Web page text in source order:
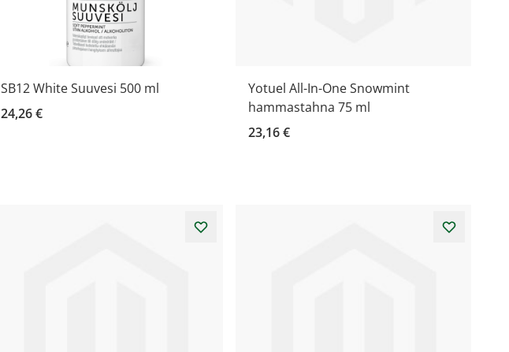
SB12 White Suuvesi 500 ml
24,26 €
Yotuel All-In-One Snowmint
hammastahna 75 ml
23,16 €